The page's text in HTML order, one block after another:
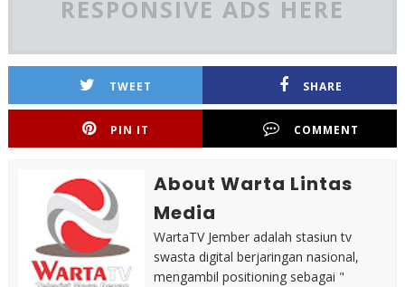
RESPONSIVE ADS HERE
TWEET SHARE
PIN IT COMMENT
About Warta Lintas
Media
WartaTV Jember adalah stasiun tv
swasta digital berjaringan nasional,
mengambil positioning sebagai "